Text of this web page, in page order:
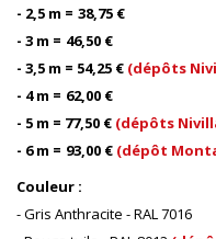
- 2,5 m = 38,75 €
- 3 m = 46,50 €
- 3,5 m = 54,25 € (dépôts
- 4 m = 62,00 €
- 5 m = 77,50 € (dépôts
- 6 m = 93,00 € (dépôt
Couleur :
- Gris Anthracite - RAL 7016